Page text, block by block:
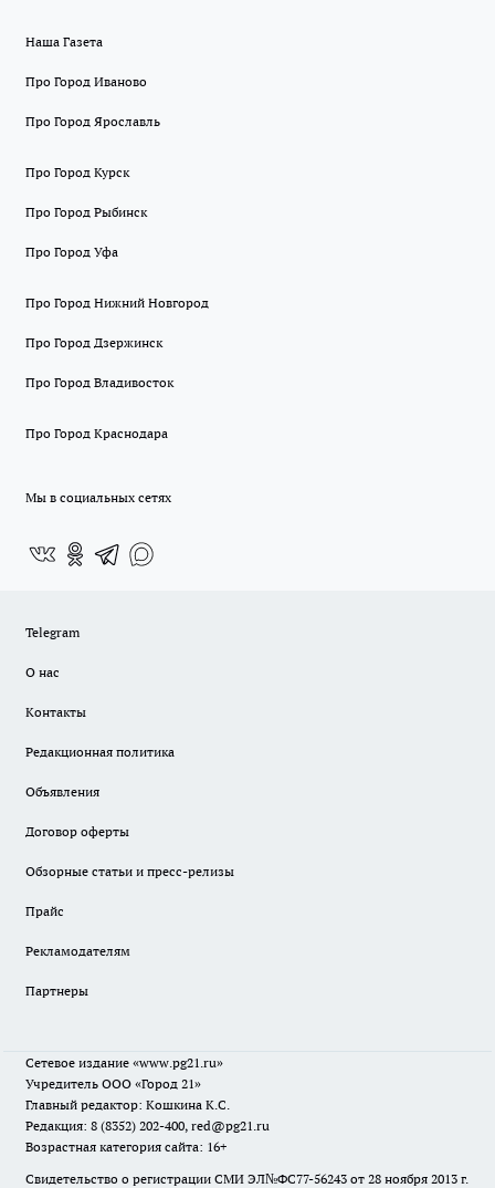
Наша Газета
Про Город Иваново
Про Город Ярославль
Про Город Курск
Про Город Рыбинск
Про Город Уфа
Про Город Нижний Новгород
Про Город Дзержинск
Про Город Владивосток
Про Город Краснодара
Мы в социальных сетях
Telegram
О нас
Контакты
Редакционная политика
Объявления
Договор оферты
Обзорные статьи и пресс-релизы
Прайс
Рекламодателям
Партнеры
Сетевое издание «www.pg21.ru»
Учредитель ООО «Город 21»
Главный редактор: Кошкина К.С.
Редакция: 8 (8352) 202-400, red@pg21.ru
Возрастная категория сайта: 16+
Свидетельство о регистрации СМИ ЭЛ№ФС77-56243 от 28 ноября 2013 г.